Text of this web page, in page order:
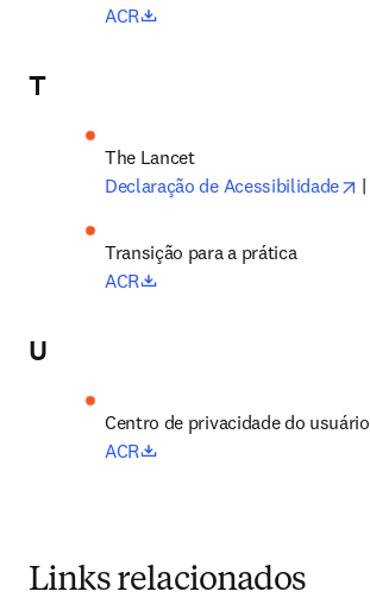
ACR
T
The Lancet
Declaração de Acessibilidade
|
Transição para a prática
ACR
U
Centro de privacidade do usuário
ACR
Links relacionados